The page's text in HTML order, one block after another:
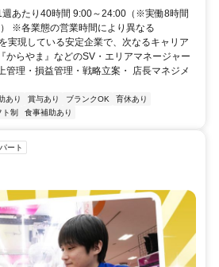
週あたり40時間 9:00～24:00（※実働8時間
※各業態の営業時間により異なる
実現している安定企業で、次なるキャリア
からやま』などのSV・エリアマネージャー
管理・損益管理・戦略立案・ 店長マネジメ
あり 賞与あり ブランクOK
育休あり
ト制 食事補助あり
ート